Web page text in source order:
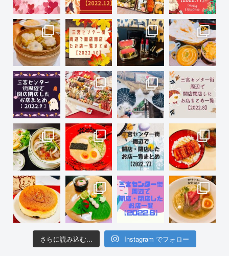
さらに読み込む... Instagram でフォロー